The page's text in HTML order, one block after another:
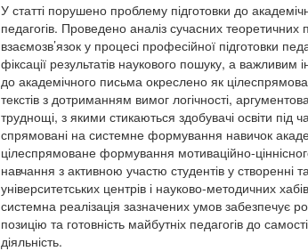
У статті порушено проблему підготовки до
педагогів. Проведено аналіз сучасних
взаємозв’язок у процесі професійної підготовки
фіксації результатів наукового пошуку, а важливим
до академічного письма окреслено як
текстів з дотриманням вимог логічності,
труднощі, з якими стикаються здобувачі освіти під
спрямовані на системне формування навичок
цілеспрямоване формування мотиваційно-
навчання з активною участю студентів у створенні
університетських центрів і науково-методичних
системна реалізація зазначених умов забезпечує
позицію та готовність майбутніх педагогів до
діяльність.